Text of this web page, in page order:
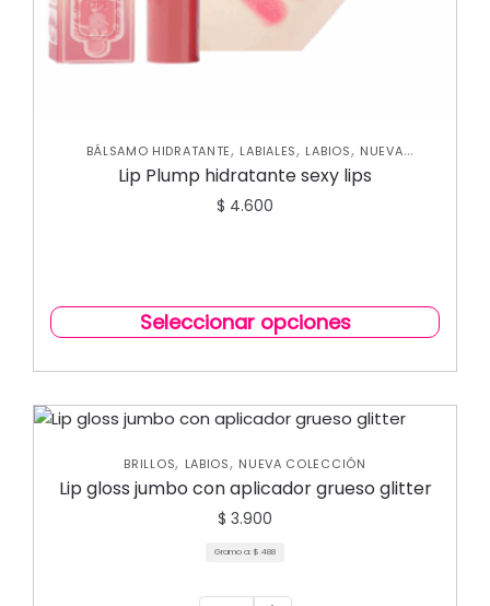
BÁLSAMO HIDRATANTE, LABIALES, LABIOS, NUEVA
COLECCIÓN
Lip Plump hidratante sexy lips
$ 4.600
Seleccionar opciones
BRILLOS, LABIOS, NUEVA COLECCIÓN
Lip gloss jumbo con aplicador grueso glitter
$ 3.900
Gramo a: $ 488